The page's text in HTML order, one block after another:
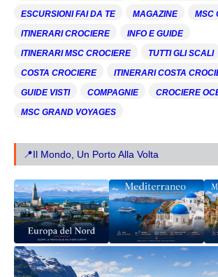
ESCURSIONI FAI DA TE
MAGAZINE
MSC
ITINERARI CROCIERE
INFO E GUIDE
ITINERARI MSC CROCIERE
TUTTI GLI SCALI
COSTA CROCIERE
ITINERARI COSTA
GUIDE VISTI
COMPAGNIE
CROCIERE
MSC GRAND VOYAGES
📍Il Mondo, Un Porto Alla Volta